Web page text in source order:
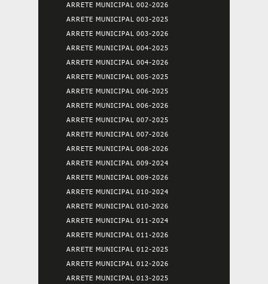
ARRETE MUNICIPAL 002-2026
ARRETE MUNICIPAL 003-2025
ARRETE MUNICIPAL 003-2026
ARRETE MUNICIPAL 004-2025
ARRETE MUNICIPAL 004-2026
ARRETE MUNICIPAL 005-2025
ARRETE MUNICIPAL 006-2025
ARRETE MUNICIPAL 006-2026
ARRETE MUNICIPAL 007-2025
ARRETE MUNICIPAL 007-2026
ARRETE MUNICIPAL 008-2026
ARRETE MUNICIPAL 009-2024
ARRETE MUNICIPAL 009-2026
ARRETE MUNICIPAL 010-2024
ARRETE MUNICIPAL 010-2026
ARRETE MUNICIPAL 011-2024
ARRETE MUNICIPAL 011-2026
ARRETE MUNICIPAL 012-2025
ARRETE MUNICIPAL 012-2026
ARRETE MUNICIPAL 013-2025